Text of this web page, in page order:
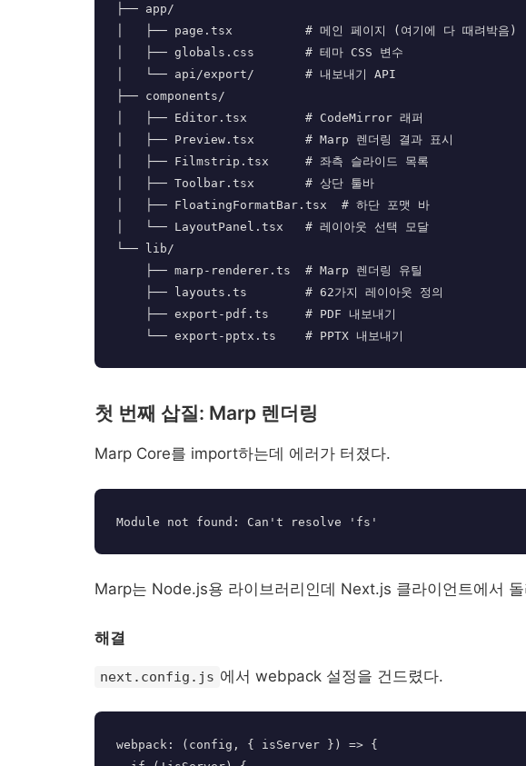
├── app/
│   ├── page.tsx          # 메인 페이지 (여기에 다 때려박음)
│   ├── globals.css       # 테마 CSS 변수
│   └── api/export/       # 내보내기 API
├── components/
│   ├── Editor.tsx        # CodeMirror 래퍼
│   ├── Preview.tsx       # Marp 렌더링 결과 표시
│   ├── Filmstrip.tsx     # 좌측 슬라이드 목록
│   ├── Toolbar.tsx       # 상단 툴바
│   ├── FloatingFormatBar.tsx  # 하단 포맷 바
│   └── LayoutPanel.tsx   # 레이아웃 선택 모달
└── lib/
첫 번째 삽질: Marp 렌더링
Marp Core를 import하는데 에러가 터졌다.
Marp는 Node.js용 라이브러리인데 Next.js 클라이언트에서
해결
next.config.js 에서 webpack 설정을 건드렸다.
webpack: (config, { isServer }) => {